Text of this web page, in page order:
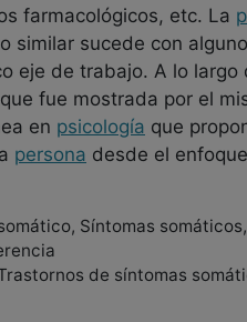
farmacológicos, etc. La
similar sucede con
eje de trabajo. A lo
fue mostrada por el
en psicología que
persona desde el
Síntomas
de síntomas